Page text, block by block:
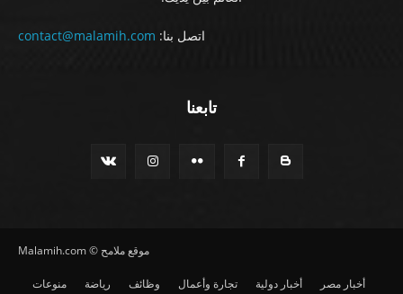
اتصل بنا: contact@malamih.com
تابعنا
موقع ملامح © Malamih.com
أخبار مصر أخبار دولية تجارة وأعمال وظائف رياضة منوعات